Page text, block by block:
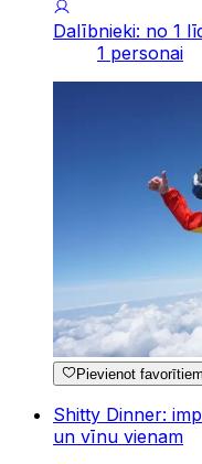
Dalībnieki: no 1
1 personai
Pievienot favorītiem
Shitty Dinner:
un vīnu vienam